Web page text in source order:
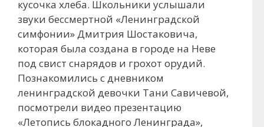
кусочка хлеба. Школьники услышали
звуки бессмертной «Ленинградской
симфонии» Дмитрия Шостаковича,
которая была создана в городе на Неве
под свист снарядов и грохот орудий.
Познакомились с дневником
ленинградской девочки Тани Савичевой,
посмотрели видео презентацию
«Летопись блокадного Ленинграда»,